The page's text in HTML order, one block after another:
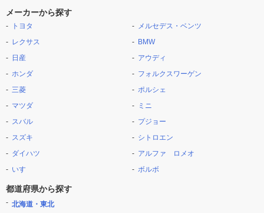
メーカーから探す
トヨタ
レクサス
日産
ホンダ
三菱
マツダ
スバル
スズキ
ダイハツ
いすゞ
メルセデス・ベンツ
BMW
アウディ
フォルクスワーゲン
ポルシェ
ミニ
プジョー
シトロエン
アルファ ロメオ
ボルボ
都道府県から探す
北海道・東北